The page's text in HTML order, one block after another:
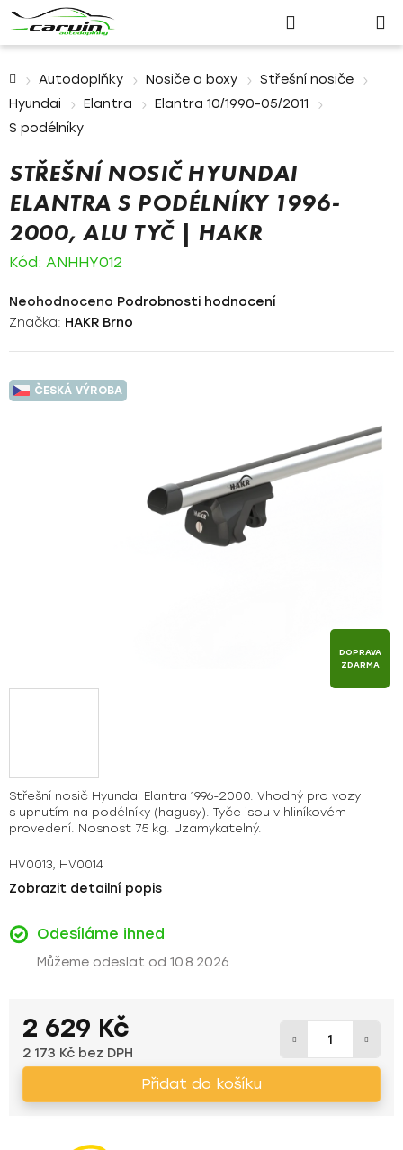
Přihlášení
košík
Autodoplňky Nosiče a boxy
Střešní nosiče
Hyundai
Elantra
Elantra 10/1990-05/2011
S podélníky
Střešní nosič Hyundai Elantra 1996-2000. Vhodný pro vozy
s upnutím na podélníky (hagusy). Tyče jsou v hliníkovém
provedení. Nosnost 75 kg. Uzamykatelný.
HV0013, HV0014
Zobrazit detailní popis
Odesíláme ihned
10.8.2026
2 629 Kč
2 173 Kč bez DPH
Přidat do košíku
STŘEŠNÍ NOSIČ HYUNDAI
ELANTRA S PODÉLNÍKY 1996-
2000, ALU TYČ | HAKR
Kód: ANHHY012
Průměrné
hodnocení
0,0
z
Neohodnoceno Podrobnosti hodnocení
Značka: HAKR Brno
ČESKÁ VÝROBA
DOPRAVA
ZDARMA